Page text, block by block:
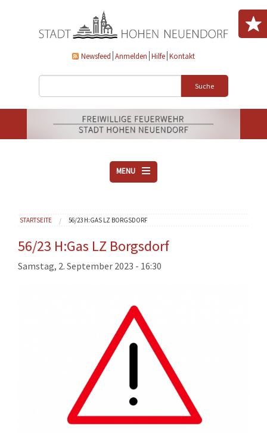
Newsfeed Anmelden Hilfe Kontakt
Suche
MENU
VEREINE
AKTUELLES
DOWNLOADS
EINSÄTZE
Sie sind hier
STARTSEITE 56/23 H:GAS LZ BORGSDORF
56/23 H:Gas LZ Borgsdorf
Samstag, 2. September 2023 - 16:30